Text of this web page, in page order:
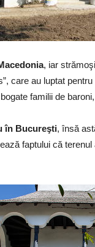
, iar
care au luptat
familii de
în Bucureşti, însă
faptului că